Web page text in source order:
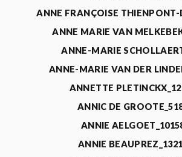
ANNE FRANÇOISE THIENPONT-
ANNE MARIE VAN
ANNE-MARIE
ANNE-MARIE VAN DER
ANNETTE
ANNIC DE
ANNIE
ANNIE